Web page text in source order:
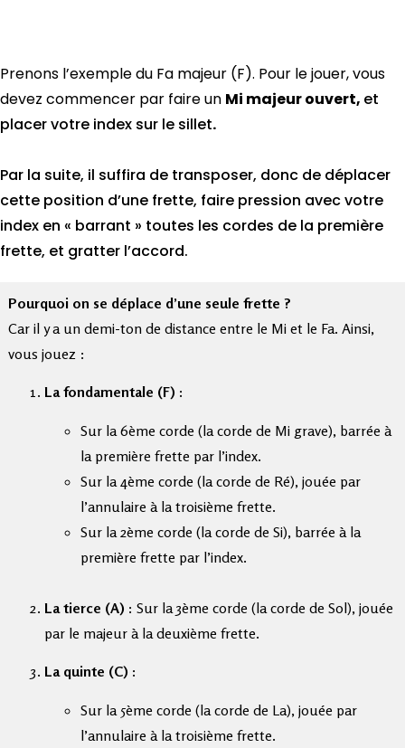
Prenons l’exemple du Fa majeur (F). Pour le jouer, vous
devez commencer par faire un Mi majeur ouvert, et
placer votre index sur le sillet.
Par la suite, il suffira de transposer, donc de déplacer
cette position d’une frette, faire pression avec votre
index en « barrant » toutes les cordes de la première
frette, et gratter l’accord.
Pourquoi on se déplace d’une seule frette ?
Car il y a un demi-ton de distance entre le Mi et le Fa. Ainsi,
vous jouez :
La fondamentale (F) :
Sur la 6ème corde (la corde de Mi grave), barrée à
la première frette par l’index.
Sur la 4ème corde (la corde de Ré), jouée par
l’annulaire à la troisième frette.
Sur la 2ème corde (la corde de Si), barrée à la
première frette par l’index.
La tierce (A) : Sur la 3ème corde (la corde de Sol), jouée
par le majeur à la deuxième frette.
La quinte (C) :
Sur la 5ème corde (la corde de La), jouée par
l’annulaire à la troisième frette.